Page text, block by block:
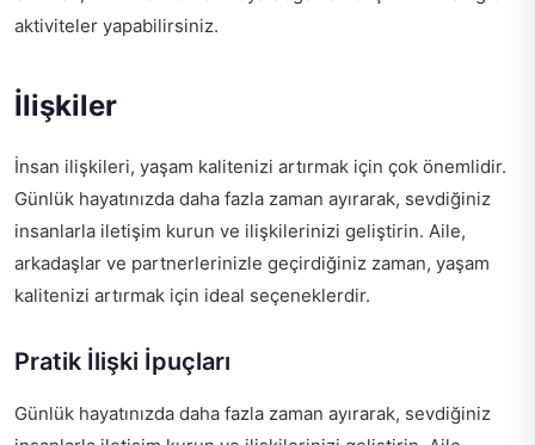
aktiviteler yapabilirsiniz.
İlişkiler
İnsan ilişkileri, yaşam kalitenizi artırmak için çok önemlidir.
Günlük hayatınızda daha fazla zaman ayırarak, sevdiğiniz
insanlarla iletişim kurun ve ilişkilerinizi geliştirin. Aile,
arkadaşlar ve partnerlerinizle geçirdiğiniz zaman, yaşam
kalitenizi artırmak için ideal seçeneklerdir.
Pratik İlişki İpuçları
Günlük hayatınızda daha fazla zaman ayırarak, sevdiğiniz